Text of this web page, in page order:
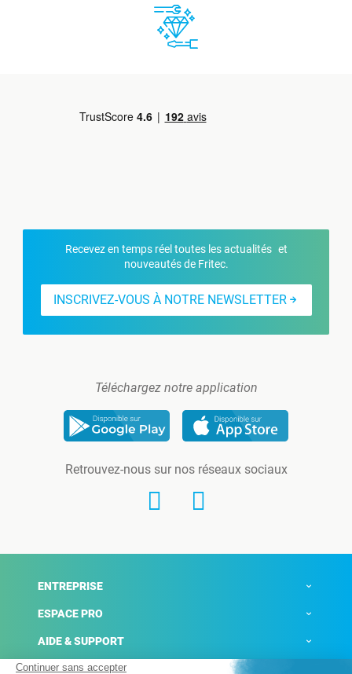
Recevez en temps réel toutes les actualités et
nouveautés de Fritec.
INSCRIVEZ-VOUS À NOTRE NEWSLETTER
Téléchargez notre application
Retrouvez-nous sur nos réseaux sociaux
ENTREPRISE
ESPACE PRO
AIDE & SUPPORT
ACTUALITÉS